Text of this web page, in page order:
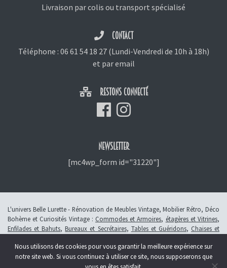
Livraison par colis ou transport spécialisé
CONTACT
Téléphone : 06 61 54 18 27(Lundi-Vendredi de 10h à 18h)
et par email
RESTONS CONNECTÉ
NEWSLETTER
[mc4wp_form id="31220"]
L'univers Belle Lurette - Rénovation de Meubles Vintage, Mobilier Rétro, Déco
Bohème et Curiosités Vintage : Commodes et Armoires, étagères et Vitrines,
Enfilades et Bahuts,Bureaux et Secrétaires, Tables et Guéridons, Chaises et
© 2013 - 2026 L'atelier Belle Lurette - Rénovation de meubles vintage, en
Alsace à Colmar -Révoquer le consentement
Nous utilisons des cookies pour vous garantir la meilleure expérience sur
notre site web. Si vous continuez à utiliser ce site, nous supposerons que